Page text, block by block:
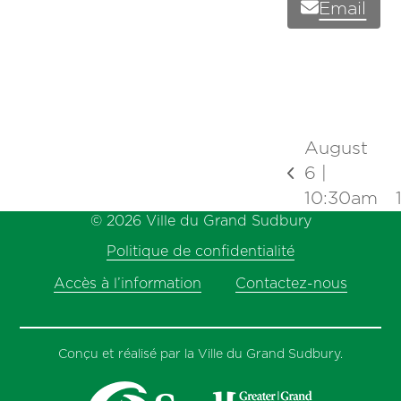
Email
previous
post:
August
6 |
10:30am
© 2026 Ville du Grand Sudbury
Politique de confidentialité
Accès à l’information Contactez-nous
Conçu et réalisé par la Ville du Grand Sudbury.